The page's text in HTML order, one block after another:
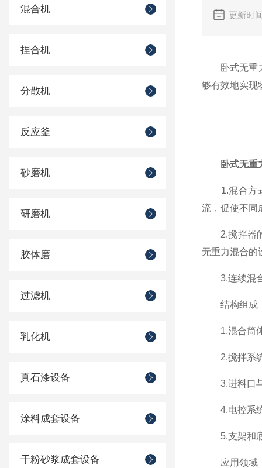
混合机
捏合机
分散机
反应釜
砂磨机
研磨机
胶体磨
过滤机
乳化机
真石漆设备
涂料成套设备
干粉砂浆成套设备
更新时
卧式无重力
够有效地实现
卧式无重
1.混合方式
流，促使不同
2.搅拌器的
无重力混合的
3.连续混合
结构组成
1.混合筒体
2.搅拌系统
3.进料口与
4.电控系统
5.支架和底
应用领域